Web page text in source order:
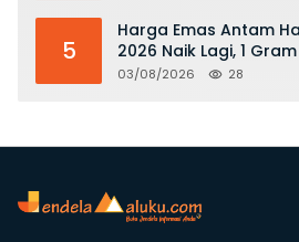
5
Harga Emas Antam
2026 Naik Lagi, 1
Juta
03/08/2026 28